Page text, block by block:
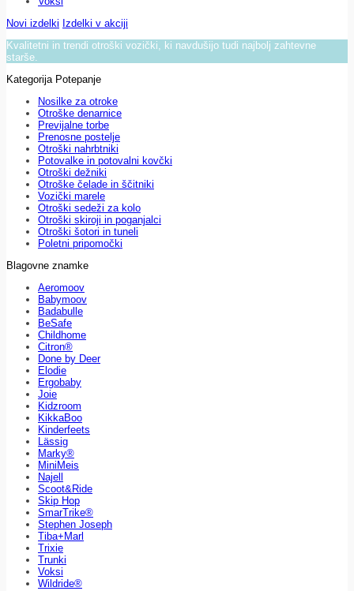
Novi izdelki Izdelki v akciji
Kvalitetni in trendi otroški vozički, ki navdušijo tudi najbolj zahtevne
starše.
Kategorija Potepanje
Nosilke za otroke
Otroške denarnice
Previjalne torbe
Prenosne postelje
Otroški nahrbtniki
Potovalke in potovalni kovčki
Otroški dežniki
Otroške čelade in ščitniki
Vozički marele
Otroški sedeži za kolo
Otroški skiroji in poganjalci
Otroški šotori in tuneli
Poletni pripomočki
Blagovne znamke
Aeromoov
Babymoov
Badabulle
BeSafe
Childhome
Citron®
Done by Deer
Elodie
Ergobaby
Joie
Kidzroom
KikkaBoo
Kinderfeets
Lässig
Marky®
MiniMeis
Najell
Scoot&Ride
Skip Hop
SmarTrike®
Stephen Joseph
Tiba+Marl
Trixie
Trunki
Voksi
Wildride®